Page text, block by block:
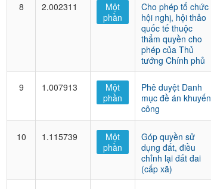
8 2.002311
Một
phần
Cho phép tổ chức
hội nghị, hội thảo
quốc tế thuộc
thẩm quyền cho
phép của Thủ
tướng Chính phủ
9 1.007913
Một
phần
Phê duyệt Danh
mục đề án khuyến
công
10 1.115739
Một
phần
Góp quyền sử
dụng đất, điều
chỉnh lại đất đai
(cấp xã)